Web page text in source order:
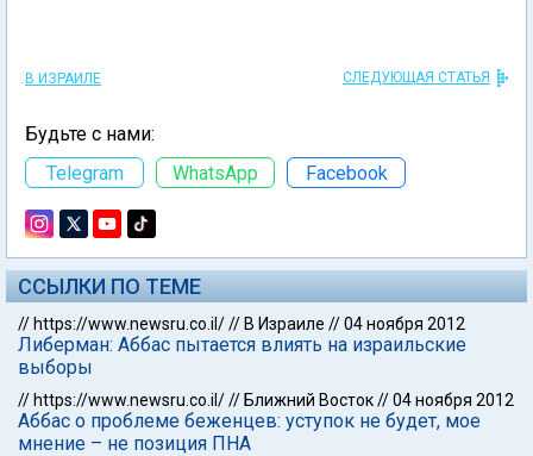
В ИЗРАИЛЕ СЛЕДУЮЩАЯ СТАТЬЯ
Будьте с нами:
Telegram
WhatsApp Facebook
ССЫЛКИ ПО ТЕМЕ
// https://www.newsru.co.il/// В Израиле //04 ноября 2012
Либерман: Аббас пытается влиять на израильские
выборы
// https://www.newsru.co.il/// Ближний Восток//04 ноября 2012
Аббас о проблеме беженцев: уступок не будет, мое
мнение – не позиция ПНА